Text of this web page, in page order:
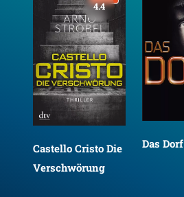
4.4
Castello Cristo Die
Verschwörung
Das Dorf